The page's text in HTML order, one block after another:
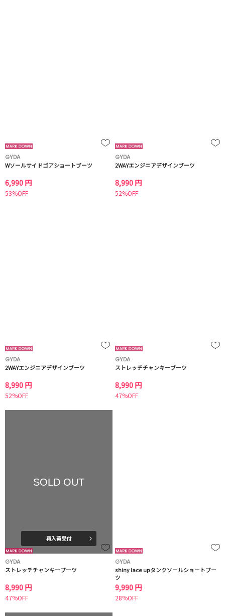
GYDA
Wソールサイドゴアショートブーツ
6,990 円
53%OFF
GYDA
2WAYエンジニアデザインブーツ
8,990 円
52%OFF
GYDA
2WAYエンジニアデザインブーツ
8,990 円
52%OFF
GYDA
ストレッチチャンキーブーツ
8,990 円
47%OFF
SOLD OUT
再入荷受付
GYDA
ストレッチチャンキーブーツ
8,990 円
47%OFF
GYDA
shiny lace upタンクソールショートブー
ツ
9,990 円
28%OFF